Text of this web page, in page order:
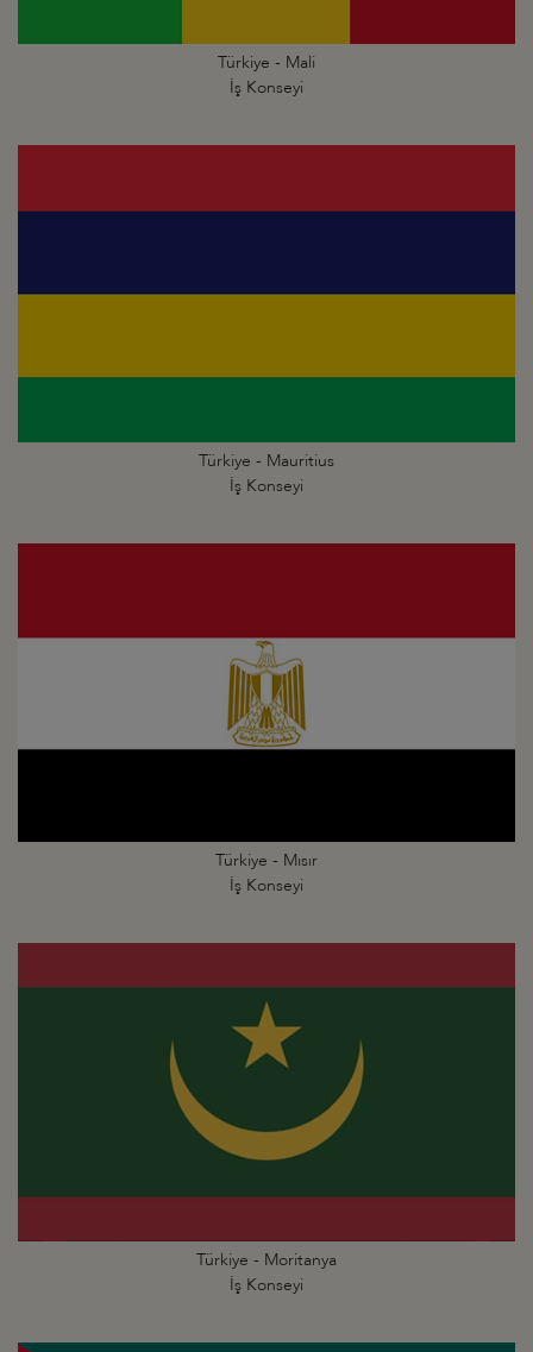
Türkiye - Mali
İş Konseyi
Türkiye - Mauritius
İş Konseyi
Türkiye - Mısır
İş Konseyi
Türkiye - Moritanya
İş Konseyi